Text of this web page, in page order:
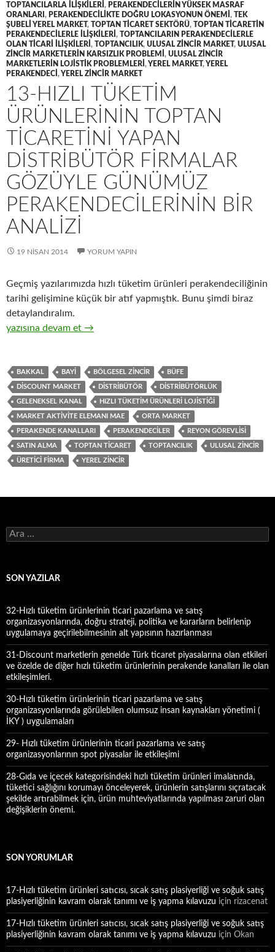
TOPTANCILARLA ILIŞKILERI , PERAKENDECILERIN YÜKSEK MASRAF
ORANLARI , PERAKENDECILIKTE DOĞRU LOKASYONUN ÖNEMI , TEK
ŞUBELI YEREL MARKET, TOPTAN TICARET SEKTÖRÜ, TOPTAN TICARETIN
PERAKENDECILERLE ILIŞKILERI , TOPTANCILARIN PERAKENDECILERLE
OLAN TICARI ILIŞKILERI , TOPTANCILIK, ULUSAL ZINCIR MARKET, ULUSAL
ZINCIR MARKETLERIN KARSIZLIK PROBLEMI , ULUSAL ZINCIR
MARKETLERIN LOJISTIK PROBLEMLERI ,YEREL MARKET,YEREL
PERAKENDECI ,YEREL ZINCIR MARKET
13-HIZLI TÜKETIM
ÜRÜNLERININ TOPTAN
TICARETINI YAPAN
DISTRIBÜTÖR FIRMALAR
GÖZÜYLE GÜNÜMÜZ
PERAKENDECILERININ BIR
ANALIZI
19 NISAN 2014 YORUM YAPIN
Geçmiş yazılarımızda hızlı tüketim ürünleri perakendeciliğinin
tarihi gelişimine küçük bir atıf yapmıştık. Bunu şimdi biraz
detaylandıralım.
13-Hızlı tüketim ürünlerinin toptan ticaretini yapan
yazısına devam et →
BAKKAL BAYI BÖLGESEL ZINCIR BÜFE
DISCOUNT MARKET DISTRIBÜTÖR DISTRIBÜTÖRLÜK
GELENEKSEL KANAL HIZLI TÜKETIM ÜRÜNLERI LOJISTIĞI
MARKET AKTIVITE ELEMANI MAE ORTA MARKET
PERAKENDE KANALLARI PERAKENDECILER REYON GÖREVLISI
SATIN ALMA TOPTAN TICARET TOPTANCILIK ULUSAL ZINCIR
ÜRETICI FIRMA YEREL ZINCIR
A
r
a
SON YAZILAR
32-Hızlı tüketim ürünlerinin ticari pazarlama ve satış
organizasyonlarında, doğru strateji, politika ve kararların belirlenip
uygulamaya geçirilebilmesinin alt yapısının hazırlanması
31-Discount marketlerin genelde Türk ticaret piyasalarına olan etkileri
ve özelde de diğer hızlı tüketim ürünlerinin perakende kanalları ile olan
etkileşimleri.
30-Hızlı tüketim ürünlerinin ticari pazarlama ve satış
organizasyonlarında görülebilen olumsuz insan kaynakları yönetimi (
İKY ) uygulamaları
29- Hızlı tüketim ürünlerinin ticari pazarlama ve satış
organizasyonlarının spot piyasalar ile etkileşimi
28-Gıda ve içecek kategorisindeki hızlı tüketim ürünleri imalatında,
tüketici sağlığını korumayı önceleyerek, ürünlerin satışlarını sıçratacak
şekilde artırabilmek için, ürün muhteviyatlarında yapılması zaruri olan
değişiklerin önemi.
SON YORUMLAR
17-Hızlı tüketim ürünleri satıcısı, sıcak satış plasiyerliği ve soğuk satış
plasiyerliğinin kavram olarak tanımı ve iş yapma kılavuzu için rizacenat
17-Hızlı tüketim ürünleri satıcısı, sıcak satış plasiyerliği ve soğuk satış
plasiyerliğinin kavram olarak tanımı ve iş yapma kılavuzu için Okan